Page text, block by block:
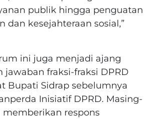
publik hingga penguatan
dan kesejahteraan sosial,”
ini juga menjadi ajang
jawaban fraksi-fraksi DPRD
Bupati Sidrap sebelumnya
Inisiatif DPRD. Masing-
memberikan respons